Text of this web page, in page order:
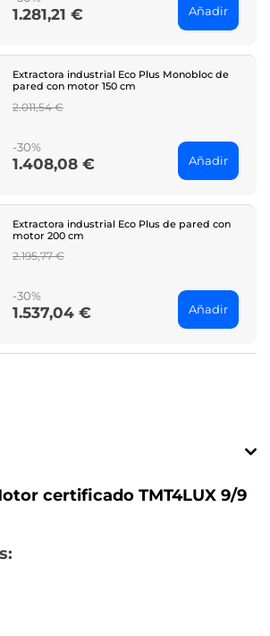
Price
1.281,21 € Añadir
Extractora industrial Eco Plus Monobloc de
pared con motor 150 cm
Regular
2.011,54 €
-30%
Price
1.408,08 € Añadir
Extractora industrial Eco Plus de pared con
motor 200 cm
Regular
2.195,77 €
-30%
Price
1.537,04 € Añadir
certificado TMT4LUX 9/9